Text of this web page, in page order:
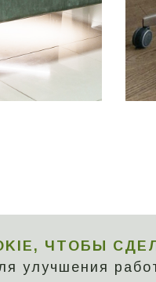
ЧТОБЫ
улучшения